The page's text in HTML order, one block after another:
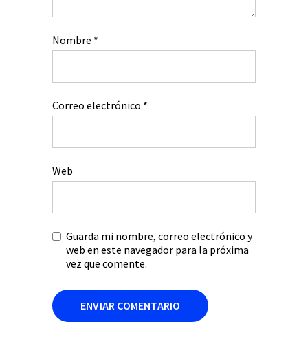
Nombre *
Correo electrónico *
Web
Guarda mi nombre, correo electrónico y
web en este navegador para la próxima
vez que comente.